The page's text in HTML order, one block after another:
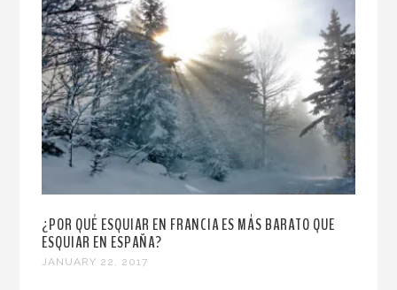
¿POR QUÉ ESQUIAR EN FRANCIA ES MÁS BARATO QUE
ESQUIAR EN ESPAÑA?
JANUARY 22, 2017